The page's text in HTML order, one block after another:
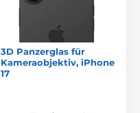
3D Panzerglas für
Kameraobjektiv, iPhone
17